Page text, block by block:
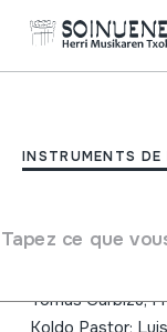
INSTRUMENTS DE
Tapez ce que
Coro
Auteur
San Fermin
Tomás Garbizu;
Koldo Pastor;